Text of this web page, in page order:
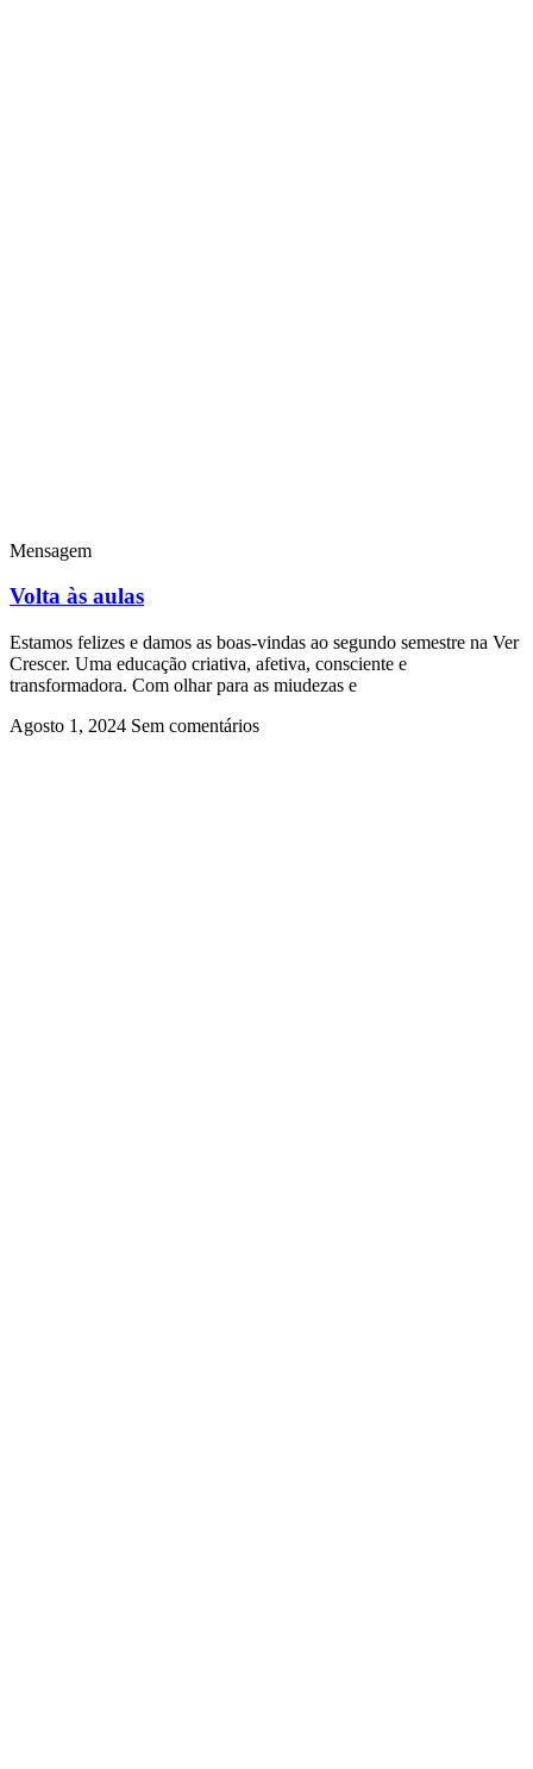
Mensagem
Volta às aulas
Estamos felizes e damos as boas-vindas ao segundo semestre na Ver
Crescer. Uma educação criativa, afetiva, consciente e
transformadora. Com olhar para as miudezas e
Agosto 1, 2024 Sem comentários